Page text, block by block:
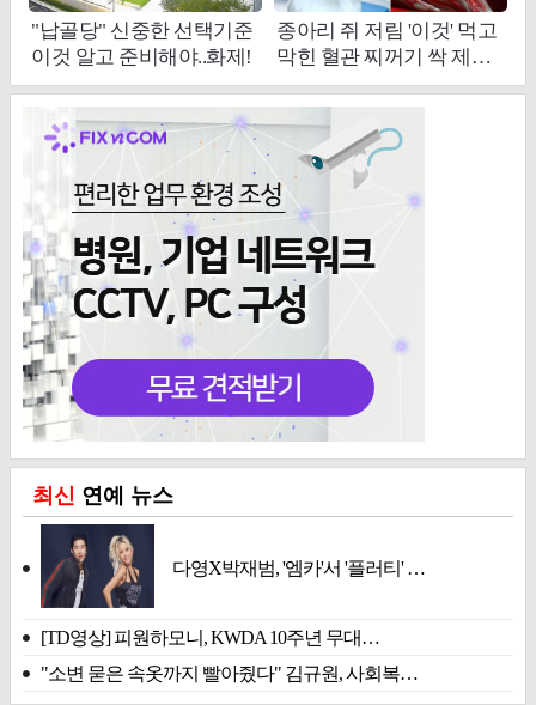
최신 연예 뉴스
다영X박재범, '엠카'서 '플러티' …
[TD영상] 피원하모니, KWDA 10주년 무대…
"소변 묻은 속옷까지 빨아줬다" 김규원, 사회복…